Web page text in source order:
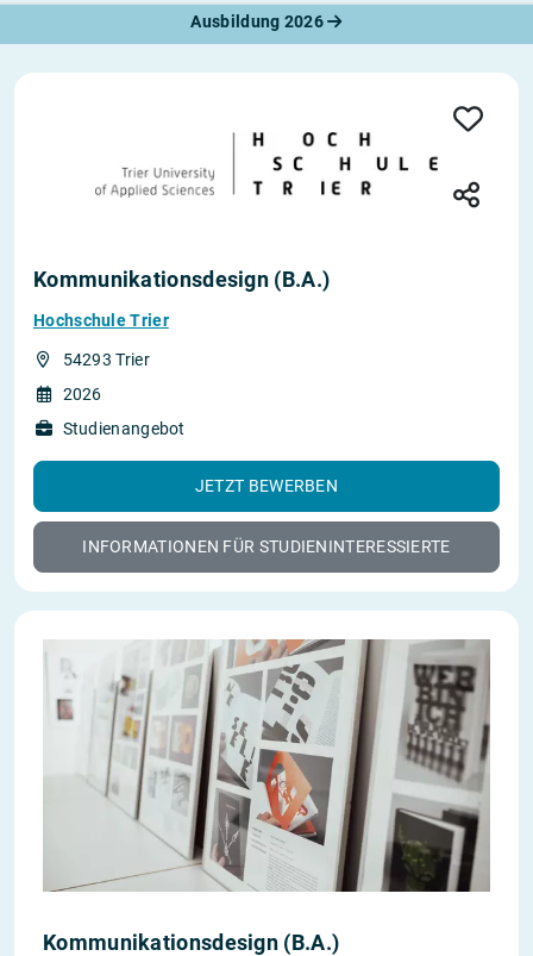
Ausbildung 2026
Kommunikationsdesign (B.A.)
Hochschule Trier
54293 Trier
2026
Studienangebot
JETZT BEWERBEN
INFORMATIONEN FÜR STUDIENINTERESSIERTE
Kommunikationsdesign (B.A.)